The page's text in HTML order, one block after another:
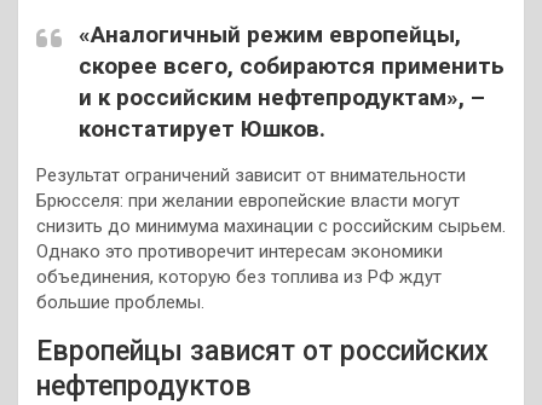
«Аналогичный режим европейцы,
скорее всего, собираются применить
и к российским нефтепродуктам», –
констатирует Юшков.
Результат ограничений зависит от внимательности
Брюсселя: при желании европейские власти могут
снизить до минимума махинации с российским сырьем.
Однако это противоречит интересам экономики
объединения, которую без топлива из РФ ждут
большие проблемы.
Европейцы зависят от российских
нефтепродуктов